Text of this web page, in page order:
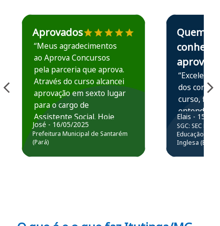
Estudante José recomenda o Aprova Concursos em
Aprovados
“Meus agradecimentos
ao Aprova Concursos
pela parceria que aprova.
Através do curso alcancei
aprovação em sexto lugar
para o cargo de
Assistente Social. Hoje
estou atuando na
Prefeitura de Santarém.
José - 16/05/2025
Prefeitura Municipal de Santarém
(Pará)
Estudante Elais
Quem
conhece,
aprova
“Excelente
dos
curso,
entender e
prática
resolução
questões.”
Elais - 15/07/
SGC: SEC BA
Educação
Inglesa (Edital